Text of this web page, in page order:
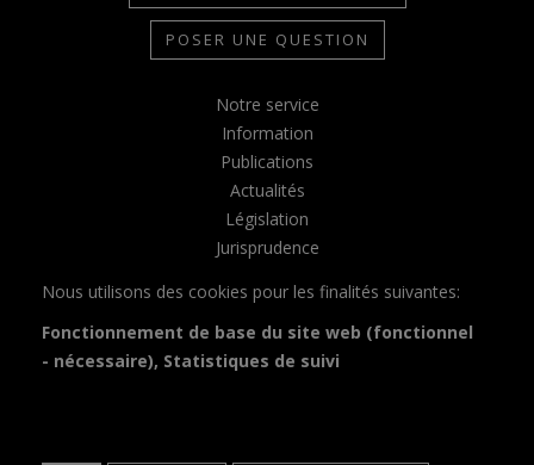
POSER UNE QUESTION
Notre service
Information
Publications
Actualités
Législation
Jurisprudence
Glossaire
Vie privée
Clause de non-responsabilité
Nous utilisons des cookies pour les finalités suivantes:
Fonctionnement de base du site web (fonctionnel
- nécessaire), Statistiques de suivi